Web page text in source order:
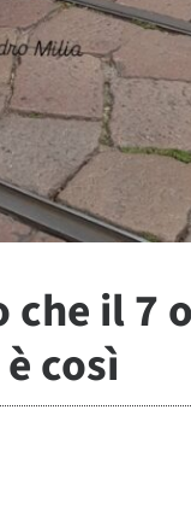
che il 7
così